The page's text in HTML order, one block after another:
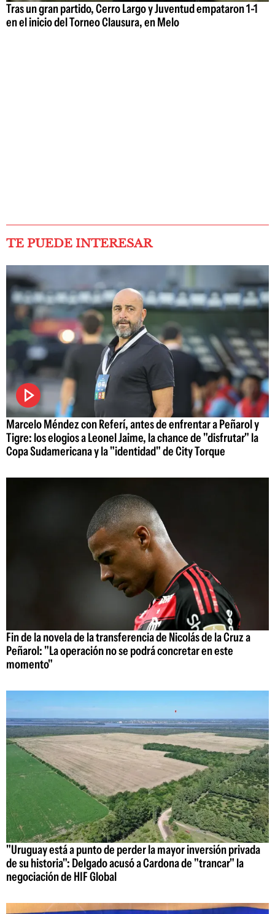
Tras un gran partido, Cerro Largo y Juventud empataron 1-1
en el inicio del Torneo Clausura, en Melo
TE PUEDE INTERESAR
Marcelo Méndez con Referí, antes de enfrentar a Peñarol y
Tigre: los elogios a Leonel Jaime, la chance de "disfrutar" la
Copa Sudamericana y la "identidad" de City Torque
Fin de la novela de la transferencia de Nicolás de la Cruz a
Peñarol: "La operación no se podrá concretar en este
momento"
"Uruguay está a punto de perder la mayor inversión privada
de su historia": Delgado acusó a Cardona de "trancar" la
negociación de HIF Global